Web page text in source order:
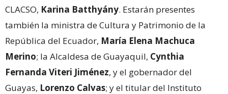
CLACSO, Karina Batthyány. Estarán presentes
también la ministra de Cultura y Patrimonio de la
República del Ecuador, María Elena Machuca
Merino; la Alcaldesa de Guayaquil, Cynthia
Fernanda Viteri Jiménez, y el gobernador del
Guayas, Lorenzo Calvas; y el titular del Instituto